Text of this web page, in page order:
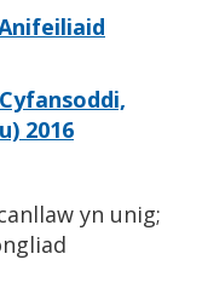
2016
yn unig;